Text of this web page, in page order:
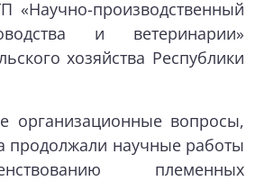
«Научно-производственный
и ветеринарии»
хозяйства Республики
организационные вопросы,
продолжали научные работы
племенных